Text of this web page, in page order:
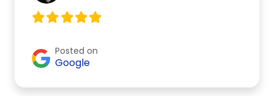
Posted on
Google